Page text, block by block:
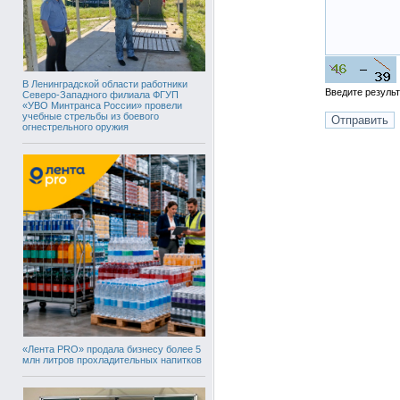
В Ленинградской области работники
Северо-Западного филиала ФГУП
«УВО Минтранса России» провели
учебные стрельбы из боевого
огнестрельного оружия
«Лента PRO» продала бизнесу более 5
млн литров прохладительных напитков
Введите